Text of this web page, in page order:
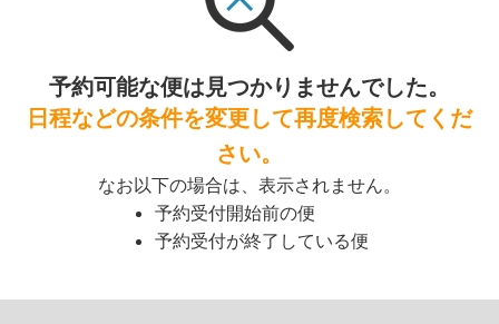
予約可能な便は見つかりませんでした。
日程などの条件を変更して再度検索してくだ
さい。
なお以下の場合は、表示されません。
予約受付開始前の便
予約受付が終了している便